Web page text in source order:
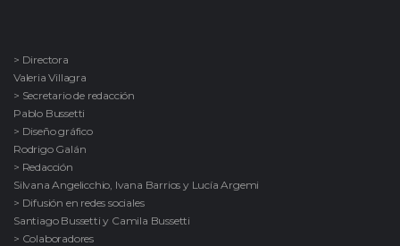
> Directora
Valeria Villagra
> Secretario de redacción
Pablo Bussetti
> Diseño gráfico
Rodrigo Galán
> Redacción
Silvana Angelicchio, Ivana Barrios y Lucía Argemi
> Difusión en redes sociales
Santiago Bussetti y Camila Bussetti
> Colaboradores